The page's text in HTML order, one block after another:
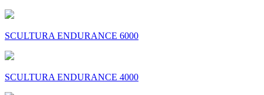
SCULTURA ENDURANCE 6000
SCULTURA ENDURANCE 4000